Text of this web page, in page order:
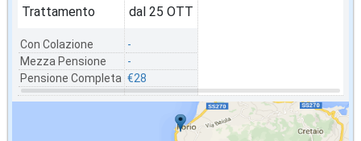
Trattamento
Con Colazione
Mezza Pensione
Pensione Completa
dal 25 OTT
-
-
€28